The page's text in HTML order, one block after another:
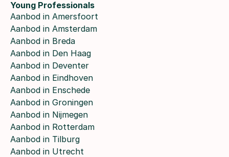
Young Professionals
Aanbod in Amersfoort
Aanbod in Amsterdam
Aanbod in Breda
Aanbod in Den Haag
Aanbod in Deventer
Aanbod in Eindhoven
Aanbod in Enschede
Aanbod in Groningen
Aanbod in Nijmegen
Aanbod in Rotterdam
Aanbod in Tilburg
Aanbod in Utrecht